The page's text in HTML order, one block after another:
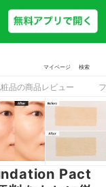
マイページ 検索
品の商品レビュー
Pact